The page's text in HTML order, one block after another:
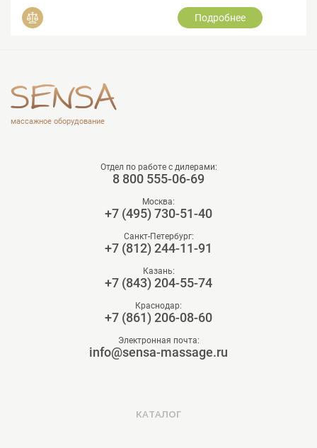
Подробнее
массажное оборудование
Отдел по работе с дилерами:
8 800 555-06-69
Москва:
+7 (495) 730-51-40
Санкт-Петербург:
+7 (812) 244-11-91
Казань:
+7 (843) 204-55-74
Краснодар:
+7 (861) 206-08-60
Электронная почта:
info@sensa-massage.ru
КАТАЛОГ